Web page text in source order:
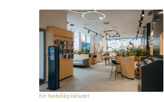
hír belsőépítészet